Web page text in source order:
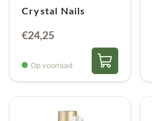
Crystal Nails
€24,25
Op voorraad